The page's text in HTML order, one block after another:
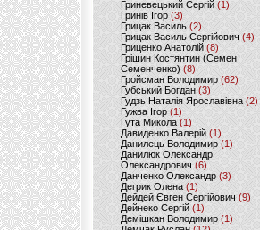
Гриневецький Сергій(1)
Гринів Ігор (3)
Грицак Василь (2)
Грицак Василь Сергійович (4)
Гриценко Анатолій (8)
Грішин Костянтин (Семен
Семенченко)(8)
Гройсман Володимир(62)
Губський Богдан (3)
Гудзь Наталія Ярославівна(2)
Гужва Ігор (1)
Гута Микола (1)
Давиденко Валерій (1)
Данилець Володимир(1)
Данилюк Олександр
Олександрович (6)
Данченко Олександр (3)
Дегрик Олена(1)
Дейдей Євген Сергійович(9)
Дейнеко Сергій (1)
Демішкан Володимир(1)